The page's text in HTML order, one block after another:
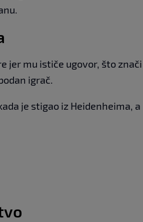
jer mu ističe ugovor, što znači
igrač.
je stigao iz Heidenheima, a